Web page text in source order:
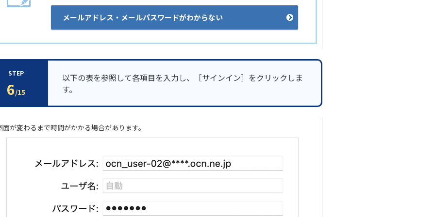
メールアドレス・メールパスワードがわからない
STEP
6/15
以下の表を参照して各項目を入力し、［サインイン］をクリックしま
す。
が変わるまで時間がかかる場合があります。